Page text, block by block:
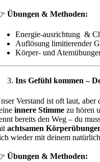
Übungen & Methoden:
Energie-ausrichtung &
Auflösung limitierender
Körper- und
Ins Gefühl kommen –
Verstand ist oft laut, aber
innere Stimme zu hören
bereits den Weg – du
achtsamen
wieder mit deinem
Übungen & Methoden: